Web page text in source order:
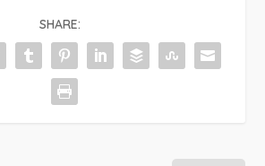
SHARE: